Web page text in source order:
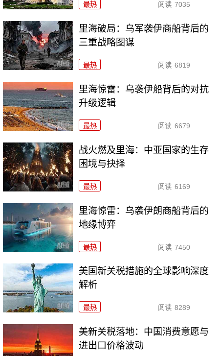
最热 阅读 7035
里海破局：乌军袭伊商船背后的
三重战略图谋
最热 阅读 6819
里海惊雷：乌袭伊船背后的对抗
升级逻辑
最热 阅读 6679
战火燃及里海：中亚国家的生存
困境与抉择
最热 阅读 6169
里海惊雷：乌袭伊朗商船背后的
地缘博弈
最热 阅读 7450
美国新关税措施的全球影响深度
解析
最热 阅读 8289
美新关税落地：中国消费意愿与
进出口价格波动